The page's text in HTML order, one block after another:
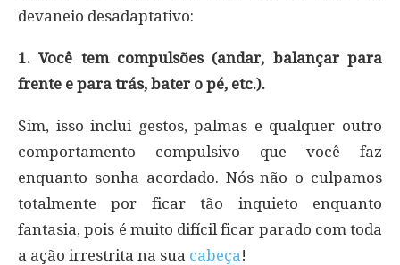
devaneio desadaptativo:
1. Você tem compulsões (andar, balançar para
frente e para trás, bater o pé, etc.).
Sim, isso inclui gestos, palmas e qualquer outro
comportamento compulsivo que você faz
enquanto sonha acordado. Nós não o culpamos
totalmente por ficar tão inquieto enquanto
fantasia, pois é muito difícil ficar parado com toda
a ação irrestrita na sua cabeça !